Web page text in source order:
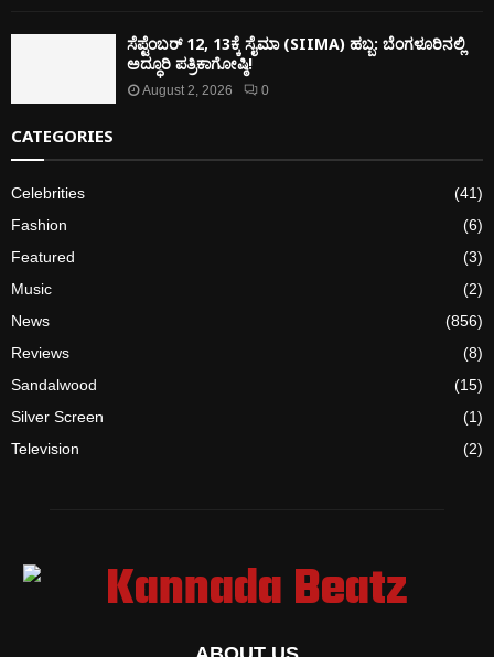
ಸೆಪ್ಟೆಂಬರ್ 12, 13ಕ್ಕೆ ಸೈಮಾ (SIIMA) ಹಬ್ಬ: ಬೆಂಗಳೂರಿನಲ್ಲಿ
ಅದ್ಧೂರಿ ಪತ್ರಿಕಾಗೋಷ್ಠಿ!
August 2, 2026 0
CATEGORIES
Celebrities
(41)
Fashion
(6)
Featured
(3)
Music
(2)
News
(856)
Reviews
(8)
Sandalwood
(15)
Silver Screen
(1)
Television
(2)